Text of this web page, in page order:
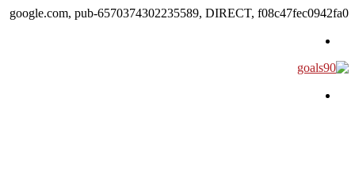
google.com, pub-6570374302235589, DIRECT, f08c47fec0942fa0